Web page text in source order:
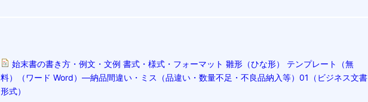
始末書の書き方・例文・文例 書式・様式・フォーマット 雛形（ひな形） テンプレート（無
料）（ワード Word）―納品間違い・ミス（品違い・数量不足・不良品納入等）01（ビジネス文書
形式）